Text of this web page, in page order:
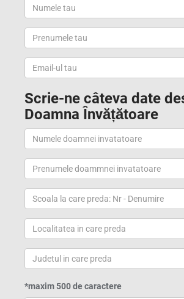
Scrie-ne câteva date
Doamna Învățătoare
*maxim 500 de caractere